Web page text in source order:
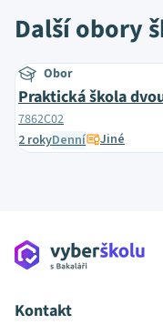
Další obory
Obor
Praktická škola
7862C02
2 rokyDenní Jiné
Kontakt